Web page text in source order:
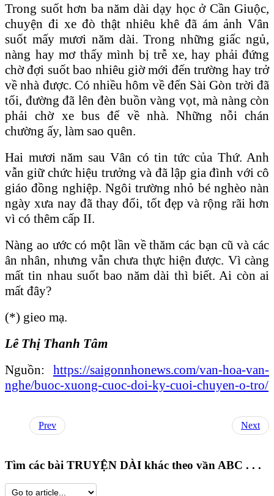
Trong suốt hơn ba năm dài dạy học ở Cần Giuộc,
chuyện đi xe đò thật nhiêu khê đã ám ảnh Vân
suốt mấy mươi năm dài. Trong những giấc ngủ,
nàng hay mơ thấy mình bị trễ xe, hay phải đứng
chờ đợi suốt bao nhiêu giờ mới đến trường hay trở
về nhà được. Có nhiều hôm về đến Sài Gòn trời đã
tối, đường đã lên đèn buồn vàng vọt, mà nàng còn
phải chờ xe bus để về nhà. Những nỗi chán
chường ấy, làm sao quên.
Hai mươi năm sau Vân có tin tức của Thứ. Anh
vẫn giữ chức hiệu trưởng và đã lập gia đình với cô
giáo đồng nghiệp. Ngôi trường nhỏ bé nghèo nàn
ngày xưa nay đã thay đổi, tốt đẹp và rộng rãi hơn
vì có thêm cấp II.
Nàng ao ước có một lần về thăm các bạn cũ và các
ân nhân, nhưng vẫn chưa thực hiện được. Vì càng
mất tin nhau suốt bao năm dài thì biết. Ai còn ai
mất đây?
(*) gieo mạ.
Lê Thị Thanh Tâm
Nguồn: https://saigonnhonews.com/van-hoa-van-
nghe/buoc-xuong-cuoc-doi-ky-cuoi-chuyen-o-tro/
Prev Next
Tìm các bài TRUYỆN DÀI khác theo vần ABC . . .